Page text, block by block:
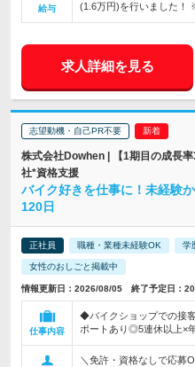
給与
(1.6万円)を行いました！
求人詳細を見る
志望動機・自己PR不要
株式会社Dowhen | 【1期目の成長
社*資格支援
バイク好きを仕事に！未経験
120日
正社員 職種・業種未経験OK 学
女性のおしごと掲載中
情報更新日：2026/08/05 終了予定日：
仕事内容
◆バイクショップでの接
ポートあり◎5連休以上×
＼免許・資格なしで応募